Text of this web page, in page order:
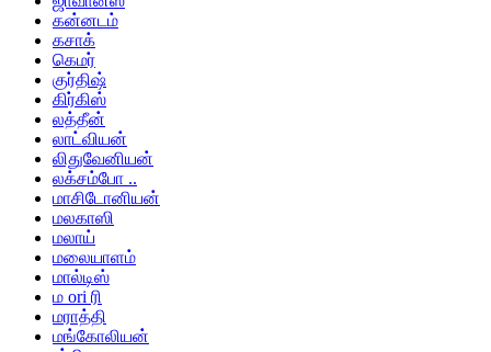
கன்னடம்
கசாக்
கெமர்
குர்திஷ்
கிர்கிஸ்
லத்தீன்
லாட்வியன்
லிதுவேனியன்
லக்சம்போ ..
மாசிடோனியன்
மலகாஸி
மலாய்
மலையாளம்
மால்டிஸ்
ம ori ரி
மராத்தி
மங்கோலியன்